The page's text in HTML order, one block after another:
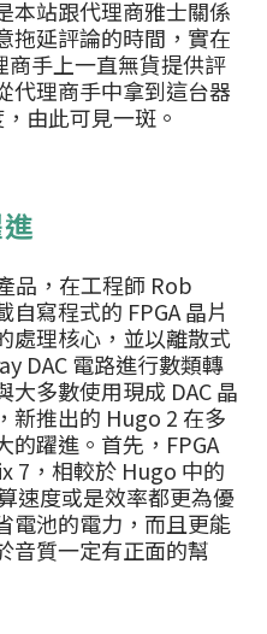
本站跟代理商雅士關係
拖延評論的時間，實在
手上一直無貨提供評
代理商手中拿到這台器
由此可見一斑。
品，在工程師 Rob
寫程式的 FPGA 晶片
處理核心，並以離散式
DAC 電路進行數類轉
多數使用現成 DAC 晶
新推出的 Hugo 2 在多
的躍進。首先，FPGA
7，相較於 Hugo 中的
速度或是效率都更為優
電池的電力，而且更能
音質一定有正面的幫